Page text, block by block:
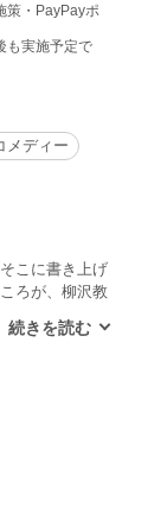
策・PayPayポ
も実施予定で
メディー
こに書き上げ
ろが、柳沢教
局留年。一年
ある。